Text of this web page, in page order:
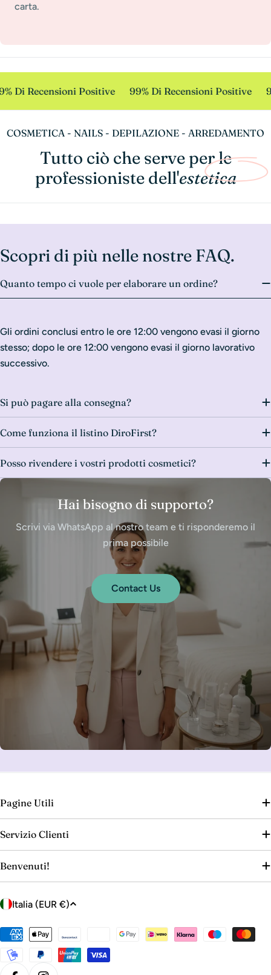
carta.
Di Recensioni Positive 99% Di Recensioni Positive
COSMETICA - NAILS - DEPILAZIONE - ARREDAMENTO
Tutto ciò che serve per le
professioniste dell'estetica
Hai bisogno di supporto?
Scrivi via WhatsApp al nostro team e ti risponderemo il
prima possibile
Contact Us
Scopri di più nelle nostre FAQ.
Quanto tempo ci vuole per elaborare un ordine?
Gli ordini conclusi entro le ore 12:00 vengono evasi il giorno
stesso; dopo le ore 12:00 vengono evasi il giorno lavorativo
successivo.
Si può pagare alla consegna?
Come funziona il listino DiroFirst?
Posso rivendere i vostri prodotti cosmetici?
Pagine Utili
Servizio Clienti
Benvenuti!
P
e
Italia (EUR €)
Metodi
di
pagamento